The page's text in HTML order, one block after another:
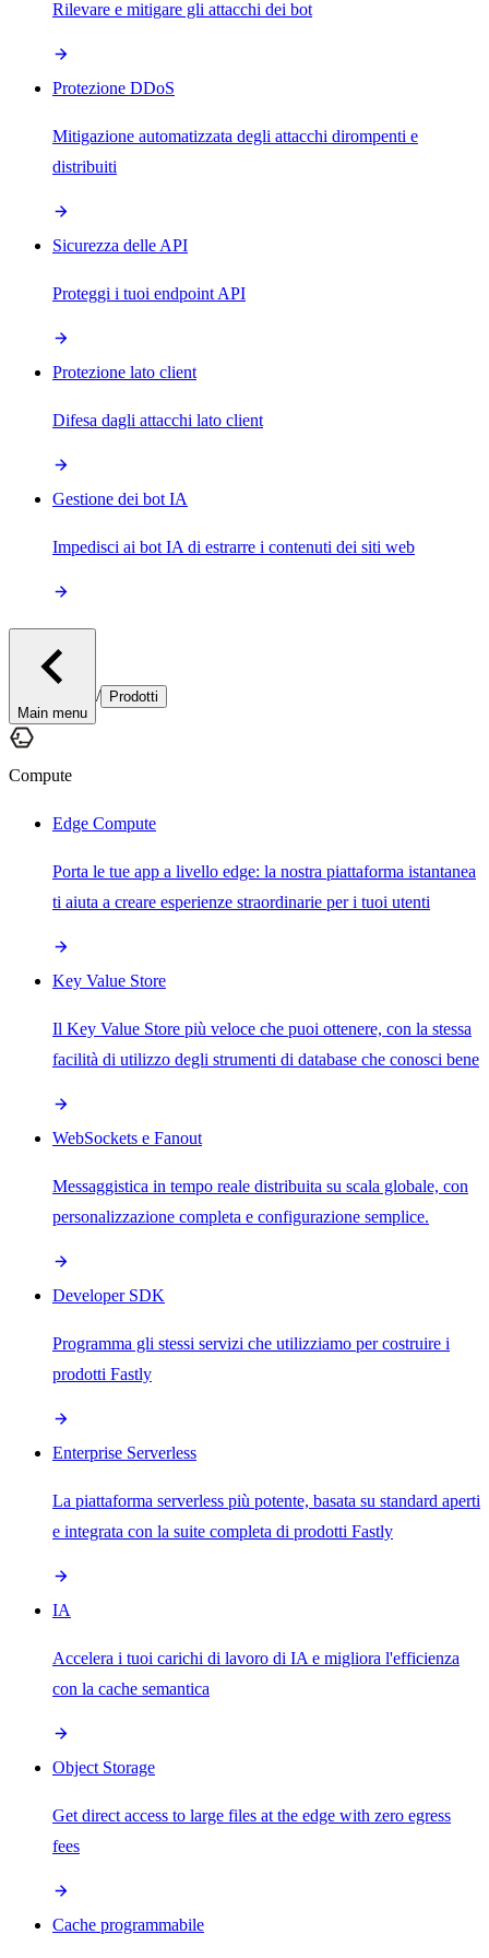
Rilevare e mitigare gli attacchi dei bot
Protezione DDoS
Mitigazione automatizzata degli attacchi dirompenti e
distribuiti
Sicurezza delle API
Proteggi i tuoi endpoint API
Protezione lato client
Difesa dagli attacchi lato client
Gestione dei bot IA
Impedisci ai bot IA di estrarre i contenuti dei siti web
Main menu
/ Prodotti
Compute
Edge Compute
Porta le tue app a livello edge: la nostra piattaforma istantanea
ti aiuta a creare esperienze straordinarie per i tuoi utenti
Key Value Store
Il Key Value Store più veloce che puoi ottenere, con la stessa
facilità di utilizzo degli strumenti di database che conosci bene
WebSockets e Fanout
Messaggistica in tempo reale distribuita su scala globale, con
personalizzazione completa e configurazione semplice.
Developer SDK
Programma gli stessi servizi che utilizziamo per costruire i
prodotti Fastly
Enterprise Serverless
La piattaforma serverless più potente, basata su standard aperti
e integrata con la suite completa di prodotti Fastly
IA
Accelera i tuoi carichi di lavoro di IA e migliora l'efficienza
con la cache semantica
Object Storage
Get direct access to large files at the edge with zero egress
fees
Cache programmabile